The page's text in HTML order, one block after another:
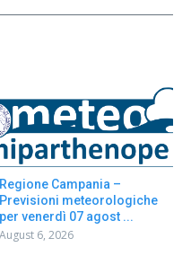
Regione Campania –
Previsioni meteorologiche
per venerdì 07 agost ...
August 6, 2026